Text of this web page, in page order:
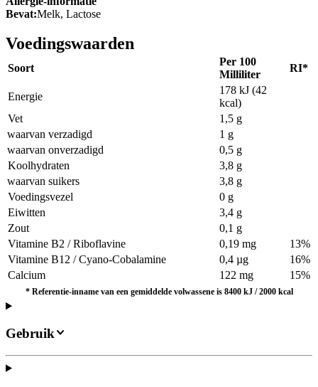
Bevat:Melk, Lactose
Voedingswaarden
Soort
Per 100
Milliliter
RI*
Energie
178 kJ (42
kcal)
Vet
1,5 g
waarvan verzadigd
1 g
waarvan onverzadigd
0,5 g
Koolhydraten
3,8 g
waarvan suikers
3,8 g
Voedingsvezel
0 g
Eiwitten
3,4 g
Zout
0,1 g
Vitamine B2 / Riboflavine
0,19 mg
13%
Vitamine B12 / Cyano-Cobalamine
0,4 µg
16%
Calcium
122 mg 15%
* Referentie-inname van een gemiddelde volwassene is 8400 kJ / 2000 kcal
Gebruik